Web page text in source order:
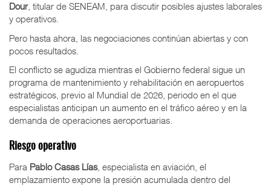
Dour, titular de SENEAM, para discutir posibles ajustes laborales
y operativos.
Pero hasta ahora, las negociaciones continúan abiertas y con
pocos resultados.
El conflicto se agudiza mientras el Gobierno federal sigue un
programa de mantenimiento y rehabilitación en aeropuertos
estratégicos, previo al Mundial de 2026, periodo en el que
especialistas anticipan un aumento en el tráfico aéreo y en la
demanda de operaciones aeroportuarias.
Riesgo operativo
Para Pablo Casas Lías, especialista en aviación, el
emplazamiento expone la presión acumulada dentro del